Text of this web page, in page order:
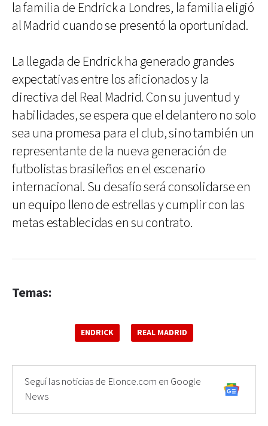
la familia de Endrick a Londres, la familia eligió
al Madrid cuando se presentó la oportunidad.
La llegada de Endrick ha generado grandes
expectativas entre los aficionados y la
directiva del Real Madrid. Con su juventud y
habilidades, se espera que el delantero no solo
sea una promesa para el club, sino también un
representante de la nueva generación de
futbolistas brasileños en el escenario
internacional. Su desafío será consolidarse en
un equipo lleno de estrellas y cumplir con las
metas establecidas en su contrato.
Temas:
ENDRICK REAL MADRID
Seguí las noticias de Elonce.com en Google
News